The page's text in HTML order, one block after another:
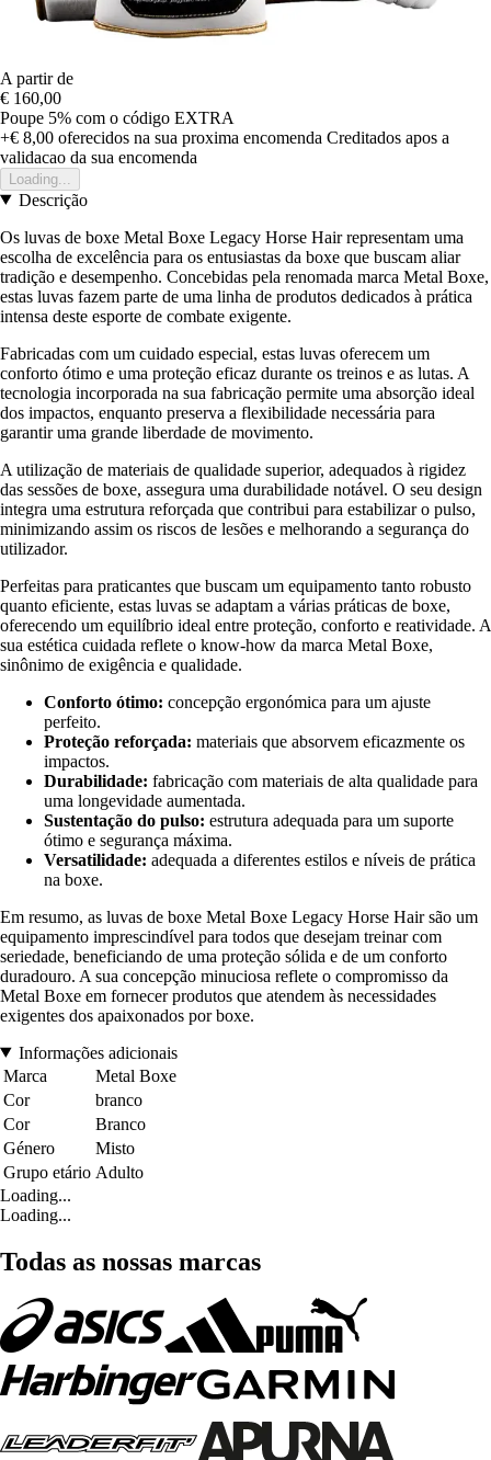
A partir de
€ 160,00
Poupe 5% com o código EXTRA
+€ 8,00 oferecidos na sua proxima encomenda Creditados apos a
validacao da sua encomenda
Loading...
Descrição
Os luvas de boxe Metal Boxe Legacy Horse Hair representam uma
escolha de excelência para os entusiastas da boxe que buscam aliar
tradição e desempenho. Concebidas pela renomada marca Metal Boxe,
estas luvas fazem parte de uma linha de produtos dedicados à prática
intensa deste esporte de combate exigente.
Fabricadas com um cuidado especial, estas luvas oferecem um
conforto ótimo e uma proteção eficaz durante os treinos e as lutas. A
tecnologia incorporada na sua fabricação permite uma absorção ideal
dos impactos, enquanto preserva a flexibilidade necessária para
garantir uma grande liberdade de movimento.
A utilização de materiais de qualidade superior, adequados à rigidez
das sessões de boxe, assegura uma durabilidade notável. O seu design
integra uma estrutura reforçada que contribui para estabilizar o pulso,
minimizando assim os riscos de lesões e melhorando a segurança do
utilizador.
Perfeitas para praticantes que buscam um equipamento tanto robusto
quanto eficiente, estas luvas se adaptam a várias práticas de boxe,
oferecendo um equilíbrio ideal entre proteção, conforto e reatividade. A
sua estética cuidada reflete o know-how da marca Metal Boxe,
sinônimo de exigência e qualidade.
Conforto ótimo: concepção ergonómica para um ajuste
perfeito.
Proteção reforçada: materiais que absorvem eficazmente os
impactos.
Durabilidade: fabricação com materiais de alta qualidade para
uma longevidade aumentada.
Sustentação do pulso: estrutura adequada para um suporte
ótimo e segurança máxima.
Versatilidade: adequada a diferentes estilos e níveis de prática
na boxe.
Em resumo, as luvas de boxe Metal Boxe Legacy Horse Hair são um
equipamento imprescindível para todos que desejam treinar com
seriedade, beneficiando de uma proteção sólida e de um conforto
duradouro. A sua concepção minuciosa reflete o compromisso da
Metal Boxe em fornecer produtos que atendem às necessidades
exigentes dos apaixonados por boxe.
Informações adicionais
Marca
Metal Boxe
Cor
branco
Cor
Branco
Género
Misto
Grupo etário Adulto
Loading...
Loading...
Todas as nossas marcas